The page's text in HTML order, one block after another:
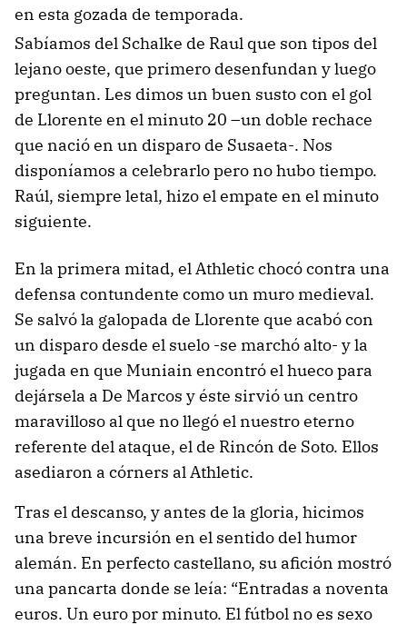
en esta gozada de temporada.
Sabíamos del Schalke de Raul que son tipos del
lejano oeste, que primero desenfundan y luego
preguntan. Les dimos un buen susto con el gol
de Llorente en el minuto 20 –un doble rechace
que nació en un disparo de Susaeta-. Nos
disponíamos a celebrarlo pero no hubo tiempo.
Raúl, siempre letal, hizo el empate en el minuto
siguiente.
En la primera mitad, el Athletic chocó contra una
defensa contundente como un muro medieval.
Se salvó la galopada de Llorente que acabó con
un disparo desde el suelo -se marchó alto- y la
jugada en que Muniain encontró el hueco para
dejársela a De Marcos y éste sirvió un centro
maravilloso al que no llegó el nuestro eterno
referente del ataque, el de Rincón de Soto. Ellos
asediaron a córners al Athletic.
Tras el descanso, y antes de la gloria, hicimos
una breve incursión en el sentido del humor
alemán. En perfecto castellano, su afición mostró
una pancarta donde se leía: “Entradas a noventa
euros. Un euro por minuto. El fútbol no es sexo